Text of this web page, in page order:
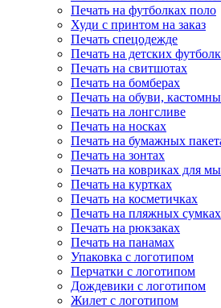
Печать на футболках поло
Худи с принтом на заказ
Печать спецодежде
Печать на детских
Печать на свитшотах
Печать на бомберах
Печать на обуви,
Печать на лонгсливе
Печать на носках
Печать на бумажных
Печать на зонтах
Печать на ковриках для
Печать на куртках
Печать на косметичках
Печать на пляжных сумках
Печать на рюкзаках
Печать на панамах
Упаковка с логотипом
Перчатки с логотипом
Дождевики с логотипом
Жилет с логотипом